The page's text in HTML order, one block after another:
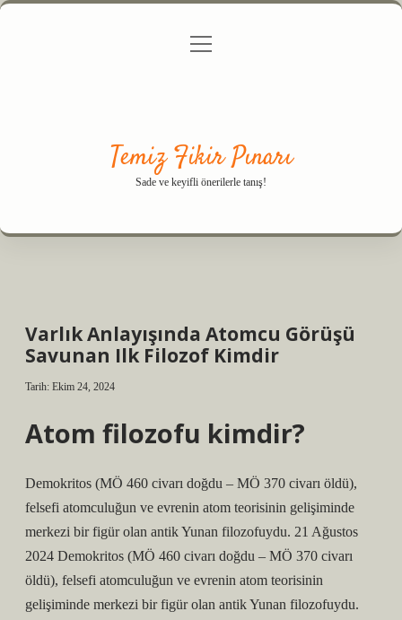
Gizlilik Politikası
menüyü
Temiz Fikir Pınarı
Sade ve keyifli önerilerle tanış!
Varlık Anlayışında Atomcu Görüşü
Savunan Ilk Filozof Kimdir
Tarih: Ekim 24, 2024
Atom filozofu kimdir?
Demokritos (MÖ 460 civarı doğdu – MÖ 370 civarı öldü),
felsefi atomculuğun ve evrenin atom teorisinin gelişiminde
merkezi bir figür olan antik Yunan filozofuydu. 21 Ağustos
2024 Demokritos (MÖ 460 civarı doğdu – MÖ 370 civarı
öldü), felsefi atomculuğun ve evrenin atom teorisinin
gelişiminde merkezi bir figür olan antik Yunan filozofuydu.